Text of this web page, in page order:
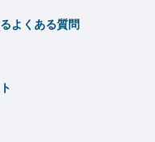
よくある質問